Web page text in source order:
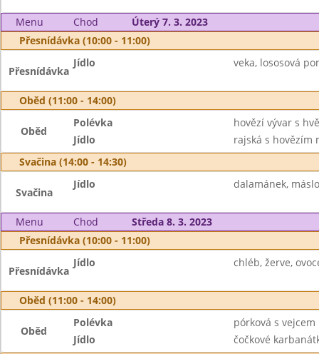
Menu Chod
Úterý 7. 3. 2023
Přesnídávka (10:00 - 11:00)
Přesnídávka
Jídlo veka, lososová
Oběd (11:00 - 14:00)
Oběd
Polévka
hovězí vývar s
Jídlo
rajská s hovězím
Svačina (14:00 - 14:30)
Svačina
Jídlo dalamánek,
Menu Chod
Středa 8. 3. 2023
Přesnídávka (10:00 - 11:00)
Přesnídávka
Jídlo chléb, žerve,
Oběd (11:00 - 14:00)
Oběd
Polévka
pórková s vejcem
Jídlo
čočkové